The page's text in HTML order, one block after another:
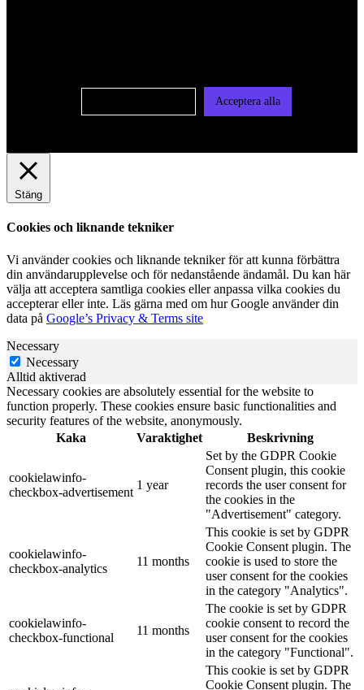
Acceptera alla
Stäng
Cookies och liknande tekniker
Vi använder cookies och liknande tekniker för att kunna förbättra
din användarupplevelse och för nedanstående ändamål. Du kan här
välja att acceptera samtliga cookies eller anpassa vilka cookies du
accepterar eller inte. Läs gärna med om hur Google använder din
data på Google’s Privacy & Terms site
Necessary
Necessary
Alltid aktiverad
Necessary cookies are absolutely essential for the website to
function properly. These cookies ensure basic functionalities and
security features of the website, anonymously.
Kaka
Varaktighet Beskrivning
cookielawinfo-
checkbox-advertisement
1 year
Set by the GDPR Cookie
Consent plugin, this cookie
records the user consent for
the cookies in the
"Advertisement" category.
cookielawinfo-
checkbox-analytics
11 months
This cookie is set by GDPR
Cookie Consent plugin. The
cookie is used to store the
user consent for the cookies
in the category "Analytics".
cookielawinfo-
checkbox-functional
11 months
The cookie is set by GDPR
cookie consent to record the
user consent for the cookies
in the category "Functional".
This cookie is set by GDPR
Cookie Consent plugin. The